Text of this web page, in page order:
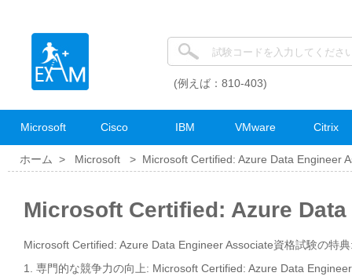
(例えば：810-403)
Microsoft Cisco IBM VMware Citrix
ホーム > Microsoft > Microsoft Certified: Azure Data Engineer
Microsoft Certified: Azure
Microsoft Certified: Azure Data Engineer Associate資格試験の特
1. 専門的な競争力の向上: Microsoft Certified: Azure Data